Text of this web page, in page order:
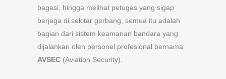
bagasi, hingga melihat petugas yang sigap
berjaga di sekitar gerbang, semua itu adalah
bagian dari sistem keamanan bandara yang
dijalankan oleh personel profesional bernama
AVSEC (Aviation Security).